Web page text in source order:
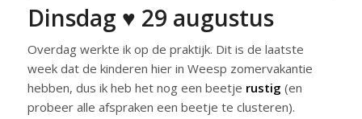
Dinsdag ♥ 29 augustus
Overdag werkte ik op de praktijk. Dit is de laatste
week dat de kinderen hier in Weesp zomervakantie
hebben, dus ik heb het nog een beetje rustig (en
probeer alle afspraken een beetje te clusteren).